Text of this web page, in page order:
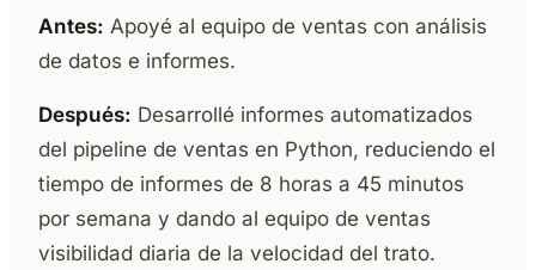
Antes: Apoyé al equipo de ventas con análisis
de datos e informes.
Después: Desarrollé informes automatizados
del pipeline de ventas en Python, reduciendo el
tiempo de informes de 8 horas a 45 minutos
por semana y dando al equipo de ventas
visibilidad diaria de la velocidad del trato.